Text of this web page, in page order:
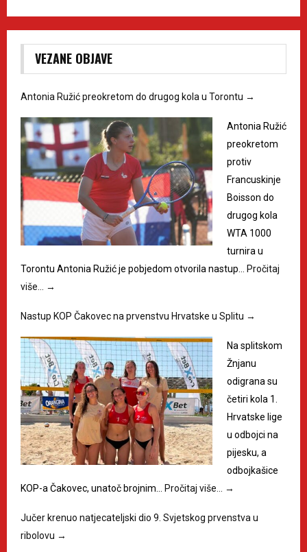
VEZANE OBJAVE
Antonia Ružić preokretom do drugog kola u Torontu →
Antonia Ružić
preokretom
protiv
Francuskinje
Boisson do
drugog kola
WTA 1000
turnira u
Torontu Antonia Ružić je pobjedom otvorila nastup… Pročitaj
više… →
Nastup KOP Čakovec na prvenstvu Hrvatske u Splitu →
Na splitskom
Žnjanu
odigrana su
četiri kola 1.
Hrvatske lige
u odbojci na
pijesku, a
odbojkašice
KOP-a Čakovec, unatoč brojnim… Pročitaj više… →
Jučer krenuo natjecateljski dio 9. Svjetskog prvenstva u
ribolovu →